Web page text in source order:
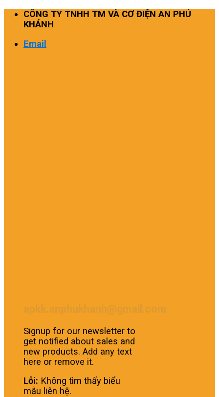
Skip
CÔNG TY TNHH TM VÀ CƠ ĐIỆN AN PHÚ
KHÁNH
Email
Signup for our newsletter to
get notified about sales and
new products. Add any text
here or remove it.
Lỗi: Không tìm thấy biểu
mẫu liên hệ.